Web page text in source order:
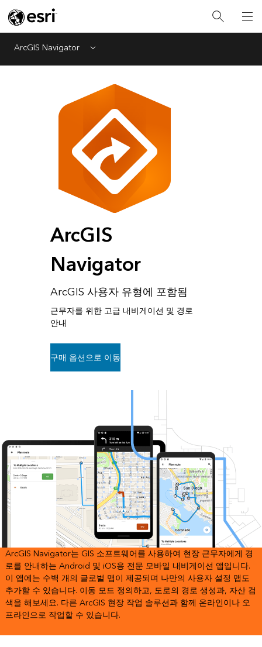
ArcGIS Navigator Menu
ArcGIS
Navigator
ArcGIS 사용자 유형에 포함됨
근무자를 위한 고급 내비게이션 및 경로
안내
구매 옵션으로 이동
ArcGIS Navigator는 GIS 소프트웨어를 사용하여 현장 근무자에게 경
로를 안내하는 Android 및 iOS용 전문 모바일 내비게이션 앱입니다.
이 앱에는 수백 개의 글로벌 맵이 제공되며 나만의 사용자 설정 맵도
추가할 수 있습니다. 이동 모드 정의하고, 도로의 경로 생성과, 자산 검
색을 해보세요. 다른 ArcGIS 현장 작업 솔루션과 함께 온라인이나 오
프라인으로 작업할 수 있습니다.